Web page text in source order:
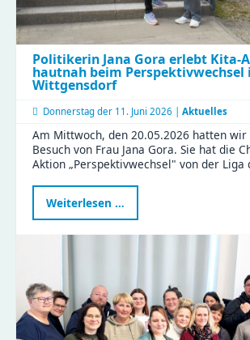
Politikerin Jana Gora erlebt Kita-
hautnah beim Perspektivwechsel
Wittgensdorf
Donnerstag der 11. Juni 2026 | Aktuelles
Am Mittwoch, den 20.05.2026 hatten
Besuch von Frau Jana Gora. Sie hat die
Aktion „Perspektivwechsel" von der Liga
Weiterlesen …
Jana
Gora
Alltag
hautnah
beim
Perspektivwechsel
in